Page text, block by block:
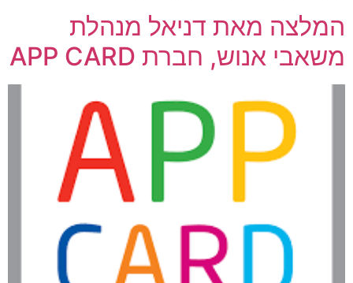
המלצה מאת דניאל מנהלת
משאבי אנוש, חברת APP CARD